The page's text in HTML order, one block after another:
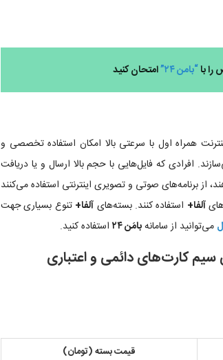
را با“بامن ۲۴” امتحان کنید
همراه اول با سرعتی بالا امکان استفاده تخصصی و
افرادی که فایل‌هایی با حجم بالا ارسال و یا دریافت
از برنامه‌های صوتی و تصویری اینترنتی استفاده می‌کنند
آلفا+ استفاده کنند. بسته‌های آلفا+ تنوع بسیاری جهت
می‌توانید از سامانهبامَن ۲۴ استفاده کنید.
سیم کارت‌های دائمی و اعتباری
قیمت بسته (تومان)